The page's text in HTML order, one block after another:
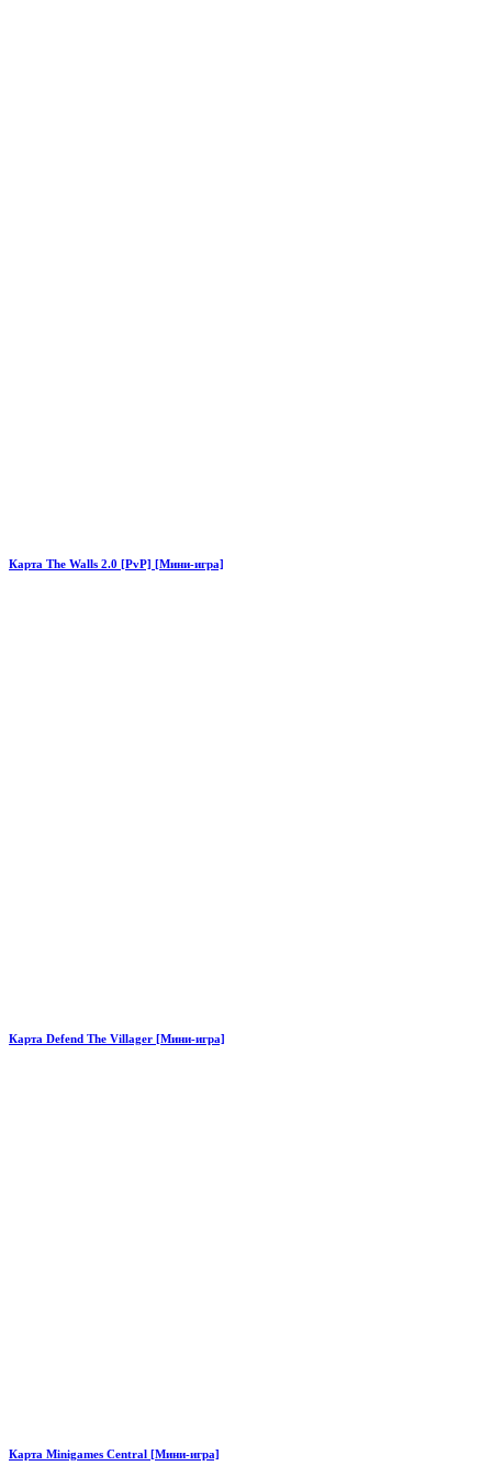
Карта The Walls 2.0 [PvP] [Мини-игра]
Карта Defend The Villager [Мини-игра]
Карта Minigames Central [Мини-игра]